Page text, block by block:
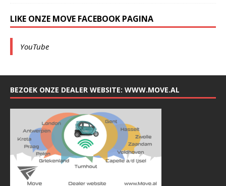
LIKE ONZE MOVE FACEBOOK PAGINA
YouTube
BEZOEK ONZE DEALER WEBSITE: WWW.MOVE.AL